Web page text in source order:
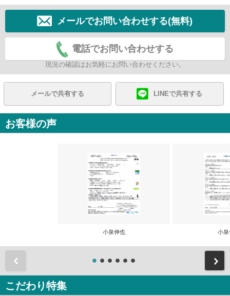
メールでお問い合わせする(無料)
電話でお問い合わせする
現況の確認はお気軽にお問い合わせください。
メールで共有する LINEで共有する
お客様の声
小泉伸也 小泉
こだわり特集